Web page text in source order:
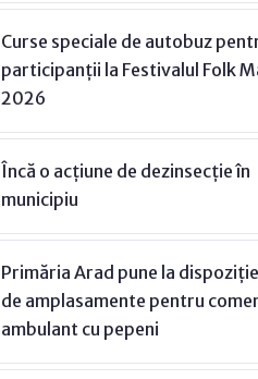
Curse speciale de autobuz
participanții la Festivalul Folk
2026
Încă o acțiune de dezinsecție în
municipiu
Primăria Arad pune la
de amplasamente pentru
ambulant cu pepeni